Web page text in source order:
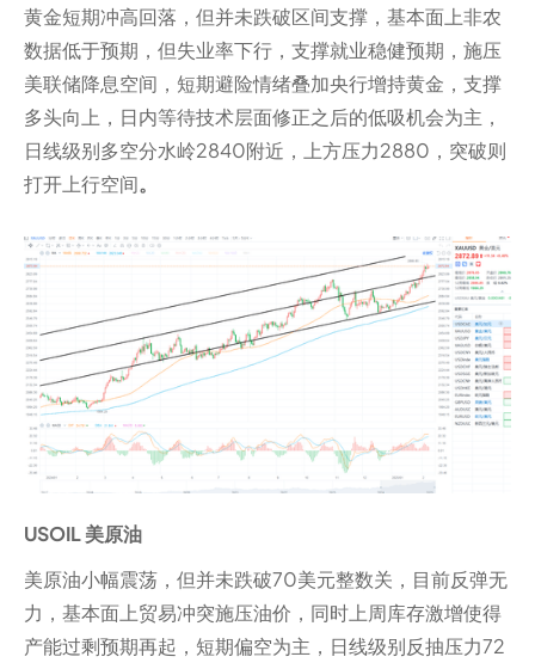
黄金短期冲高回落，但并未跌破区间支撑，基本面上非农
数据低于预期，但失业率下行，支撑就业稳健预期，施压
美联储降息空间，短期避险情绪叠加央行增持黄金，支撑
多头向上，日内等待技术层面修正之后的低吸机会为主，
日线级别多空分水岭2840附近，上方压力2880，突破则
打开上行空间。
USOIL 美原油
美原油小幅震荡，但并未跌破70美元整数关，目前反弹无
力，基本面上贸易冲突施压油价，同时上周库存激增使得
产能过剩预期再起，短期偏空为主，日线级别反抽压力72